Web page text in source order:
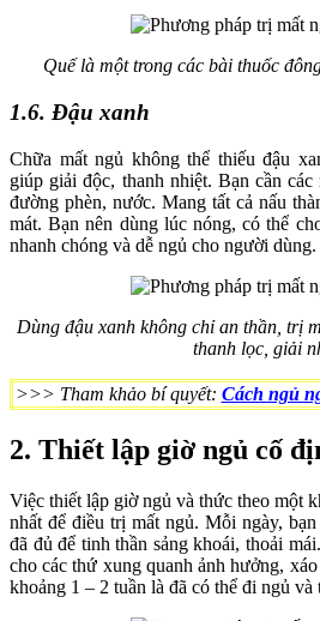
Quế là một trong các bài thuốc
1.6. Đậu xanh
Chữa mất ngủ không thể thiếu đậu
giúp giải độc, thanh nhiệt. Bạn cần
đường phèn, nước. Mang tất cả nấu
mát. Bạn nên dùng lúc nóng, có thể
nhanh chóng và dễ ngủ cho người dùng.
Dùng đậu xanh không chỉ an thần, trị
thanh lọc, giải
>>> Tham khảo bí quyết: Cách ngủ
2. Thiết lập giờ ngủ cố
Việc thiết lập giờ ngủ và thức theo một
nhất để điều trị mất ngủ. Mỗi ngày,
đã đủ để tinh thần sảng khoái, thoải
cho các thứ xung quanh ảnh hưởng,
khoảng 1 – 2 tuần là đã có thể đi ngủ